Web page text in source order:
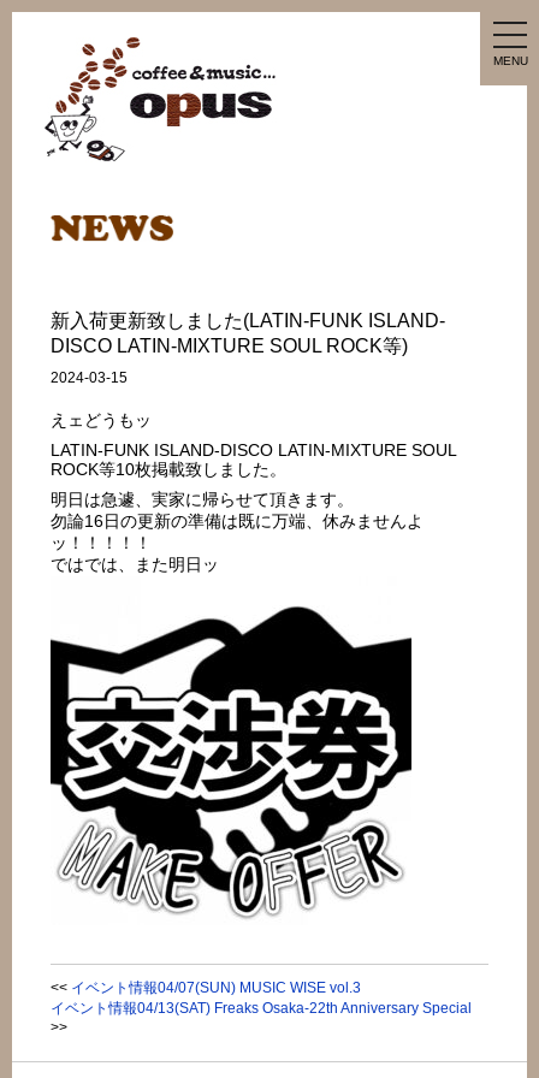
MENU
新入荷更新致しました(LATIN-FUNK ISLAND-
DISCO LATIN-MIXTURE SOUL ROCK等)
2024-03-15
えェどうもッ
LATIN-FUNK ISLAND-DISCO LATIN-MIXTURE SOUL
ROCK等10枚掲載致しました。
明日は急遽、実家に帰らせて頂きます。
勿論16日の更新の準備は既に万端、休みませんよ
ッ！！！！！
ではでは、また明日ッ
<< イベント情報04/07(SUN) MUSIC WISE vol.3
イベント情報04/13(SAT) Freaks Osaka-22th Anniversary Special
>>